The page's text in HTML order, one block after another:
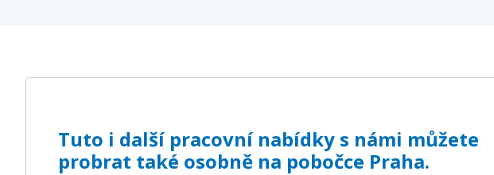
Tuto i další pracovní nabídky s námi můžete
probrat také osobně na pobočce Praha.